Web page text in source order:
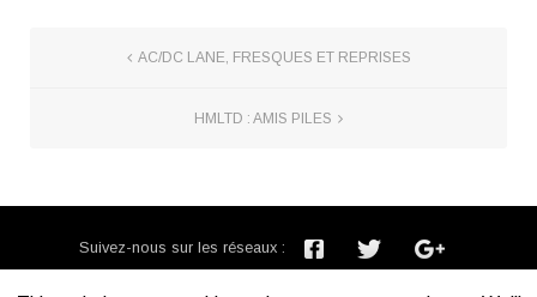
AC/DC LANE, FRESQUES ET REPRISES
HMLTD : AMIS PILES
Suivez-nous sur les réseaux :